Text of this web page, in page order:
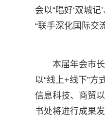
会以“唱好‘双城
“联手深化国际交
本届年会市
以“线上+线下”方
信息科技、商贸
书处将进行成果